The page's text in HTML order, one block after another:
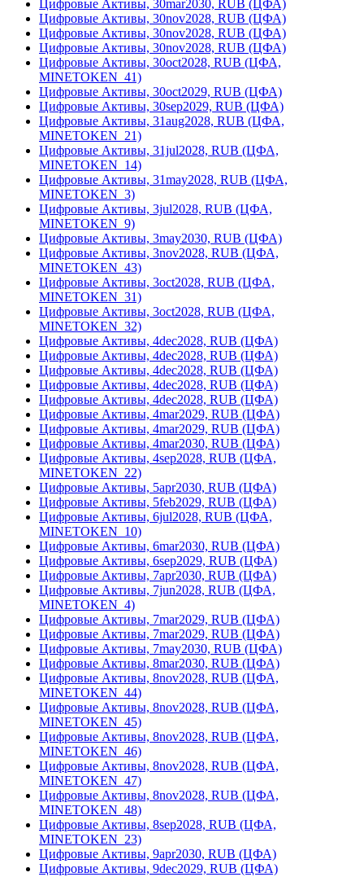
Цифровые Активы, 30mar2030, RUB (ЦФА)
Цифровые Активы, 30nov2028, RUB (ЦФА)
Цифровые Активы, 30nov2028, RUB (ЦФА)
Цифровые Активы, 30nov2028, RUB (ЦФА)
Цифровые Активы, 30oct2028, RUB (ЦФА,
MINETOKEN_41)
Цифровые Активы, 30oct2029, RUB (ЦФА)
Цифровые Активы, 30sep2029, RUB (ЦФА)
Цифровые Активы, 31aug2028, RUB (ЦФА,
MINETOKEN_21)
Цифровые Активы, 31jul2028, RUB (ЦФА,
MINETOKEN_14)
Цифровые Активы, 31may2028, RUB (ЦФА,
MINETOKEN_3)
Цифровые Активы, 3jul2028, RUB (ЦФА,
MINETOKEN_9)
Цифровые Активы, 3may2030, RUB (ЦФА)
Цифровые Активы, 3nov2028, RUB (ЦФА,
MINETOKEN_43)
Цифровые Активы, 3oct2028, RUB (ЦФА,
MINETOKEN_31)
Цифровые Активы, 3oct2028, RUB (ЦФА,
MINETOKEN_32)
Цифровые Активы, 4dec2028, RUB (ЦФА)
Цифровые Активы, 4dec2028, RUB (ЦФА)
Цифровые Активы, 4dec2028, RUB (ЦФА)
Цифровые Активы, 4dec2028, RUB (ЦФА)
Цифровые Активы, 4dec2028, RUB (ЦФА)
Цифровые Активы, 4mar2029, RUB (ЦФА)
Цифровые Активы, 4mar2029, RUB (ЦФА)
Цифровые Активы, 4mar2030, RUB (ЦФА)
Цифровые Активы, 4sep2028, RUB (ЦФА,
MINETOKEN_22)
Цифровые Активы, 5apr2030, RUB (ЦФА)
Цифровые Активы, 5feb2029, RUB (ЦФА)
Цифровые Активы, 6jul2028, RUB (ЦФА,
MINETOKEN_10)
Цифровые Активы, 6mar2030, RUB (ЦФА)
Цифровые Активы, 6sep2029, RUB (ЦФА)
Цифровые Активы, 7apr2030, RUB (ЦФА)
Цифровые Активы, 7jun2028, RUB (ЦФА,
MINETOKEN_4)
Цифровые Активы, 7mar2029, RUB (ЦФА)
Цифровые Активы, 7mar2029, RUB (ЦФА)
Цифровые Активы, 7may2030, RUB (ЦФА)
Цифровые Активы, 8mar2030, RUB (ЦФА)
Цифровые Активы, 8nov2028, RUB (ЦФА,
MINETOKEN_44)
Цифровые Активы, 8nov2028, RUB (ЦФА,
MINETOKEN_45)
Цифровые Активы, 8nov2028, RUB (ЦФА,
MINETOKEN_46)
Цифровые Активы, 8nov2028, RUB (ЦФА,
MINETOKEN_47)
Цифровые Активы, 8nov2028, RUB (ЦФА,
MINETOKEN_48)
Цифровые Активы, 8sep2028, RUB (ЦФА,
MINETOKEN_23)
Цифровые Активы, 9apr2030, RUB (ЦФА)
Цифровые Активы, 9dec2029, RUB (ЦФА)